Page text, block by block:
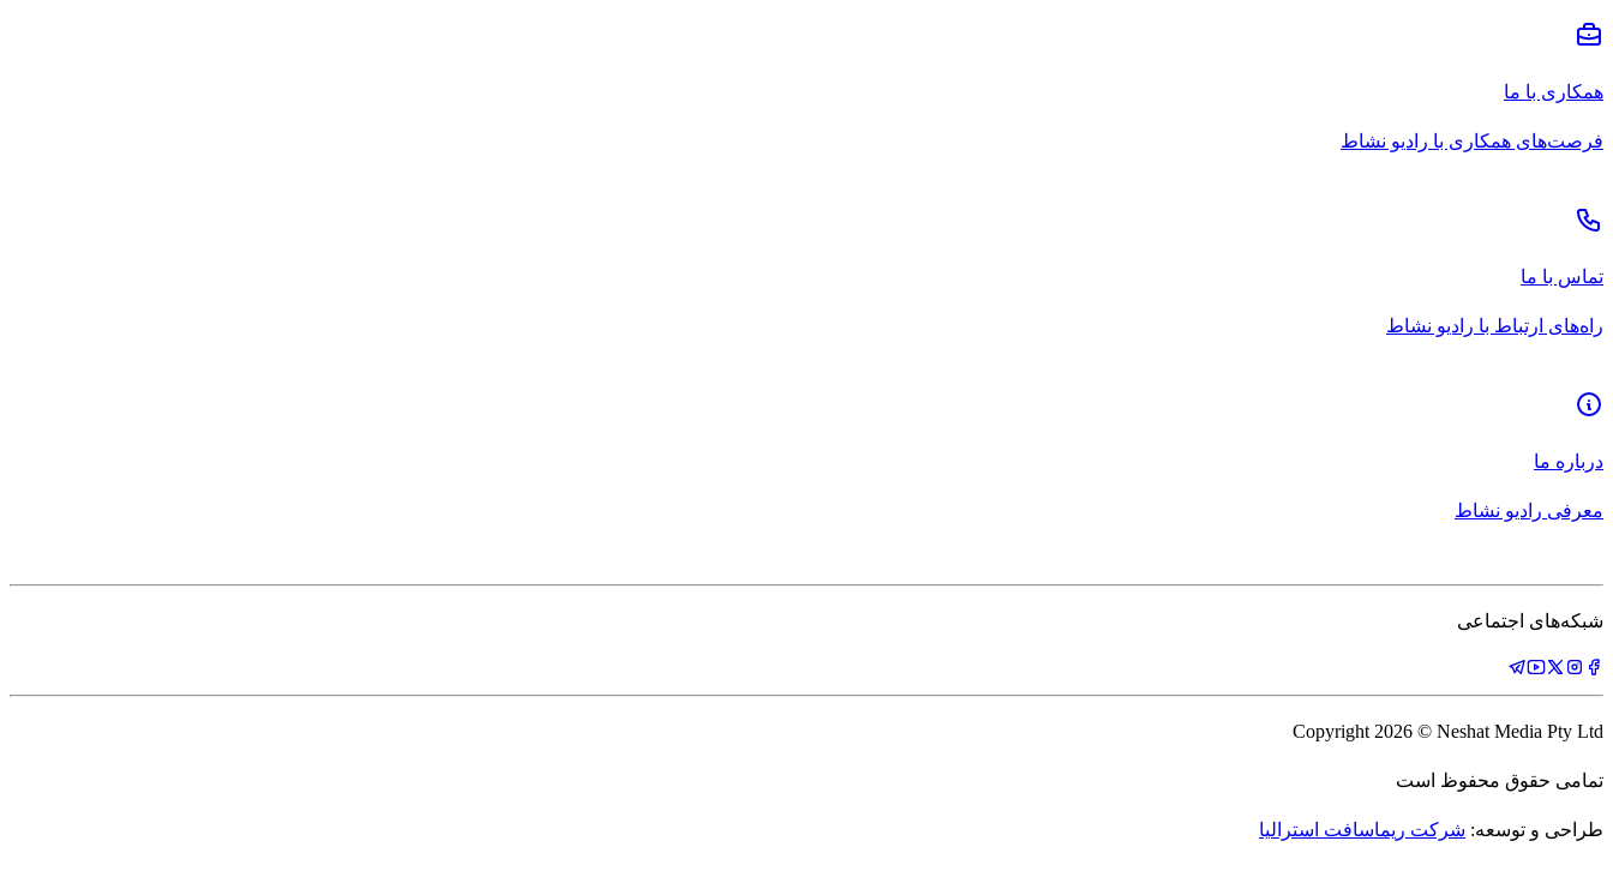
همکاری با ما
فرصت‌های همکاری با رادیو نشاط
تماس با ما
راه‌های ارتباط با رادیو نشاط
درباره ما
معرفی رادیو نشاط
شبکه‌های اجتماعی
Copyright 2026 © Neshat Media Pty Ltd
تمامی حقوق محفوظ است
طراحی و توسعه: شرکت ریماسافت استرالیا